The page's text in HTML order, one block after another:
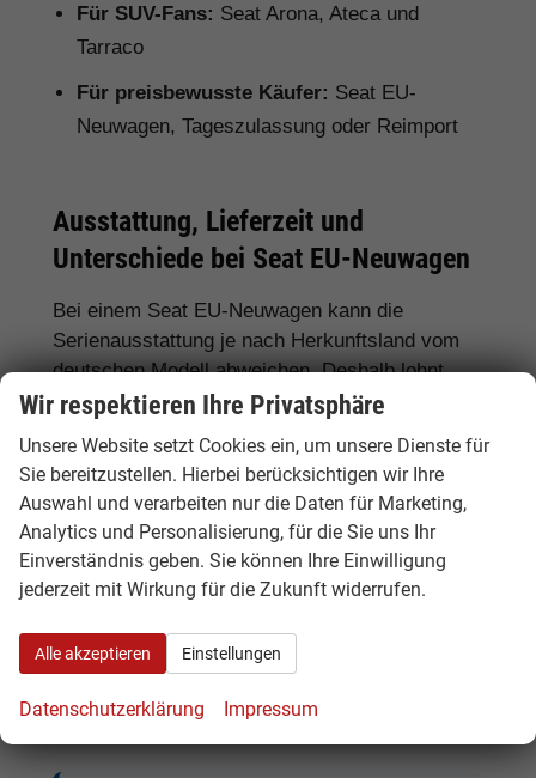
Für SUV-Fans: Seat Arona, Ateca und
Tarraco
Für preisbewusste Käufer: Seat EU-
Neuwagen, Tageszulassung oder Reimport
Ausstattung, Lieferzeit und
Unterschiede bei Seat EU-Neuwagen
Bei einem Seat EU-Neuwagen kann die
Serienausstattung je nach Herkunftsland vom
deutschen Modell abweichen. Deshalb lohnt
sich ein genauer Vergleich. Hamburgcars achtet
Getriebe, Ausstattungslinie, Assistenzsysteme,
Lieferzeit, Garantie und Fahrzeugdokumente.
Häufig gefragte Ausstattungen sindLED-
Scheinwerfer, DSG-Automatik,
Rückfahrkamera, Navigationssystem,
Sitzheizung, Klimaautomatik, digitales
Cockpit, Apple CarPlay, Android Auto,
moderne Assistenzsysteme.
Wir respektieren Ihre Privatsphäre
Unsere Website setzt Cookies ein, um unsere Dienste für
Sie bereitzustellen. Hierbei berücksichtigen wir Ihre
Auswahl und verarbeiten nur die Daten für Marketing,
Analytics und Personalisierung, für die Sie uns Ihr
Einverständnis geben. Sie können Ihre Einwilligung
jederzeit mit Wirkung für die Zukunft widerrufen.
Alle akzeptieren Einstellungen
Datenschutzerklärung Impressum